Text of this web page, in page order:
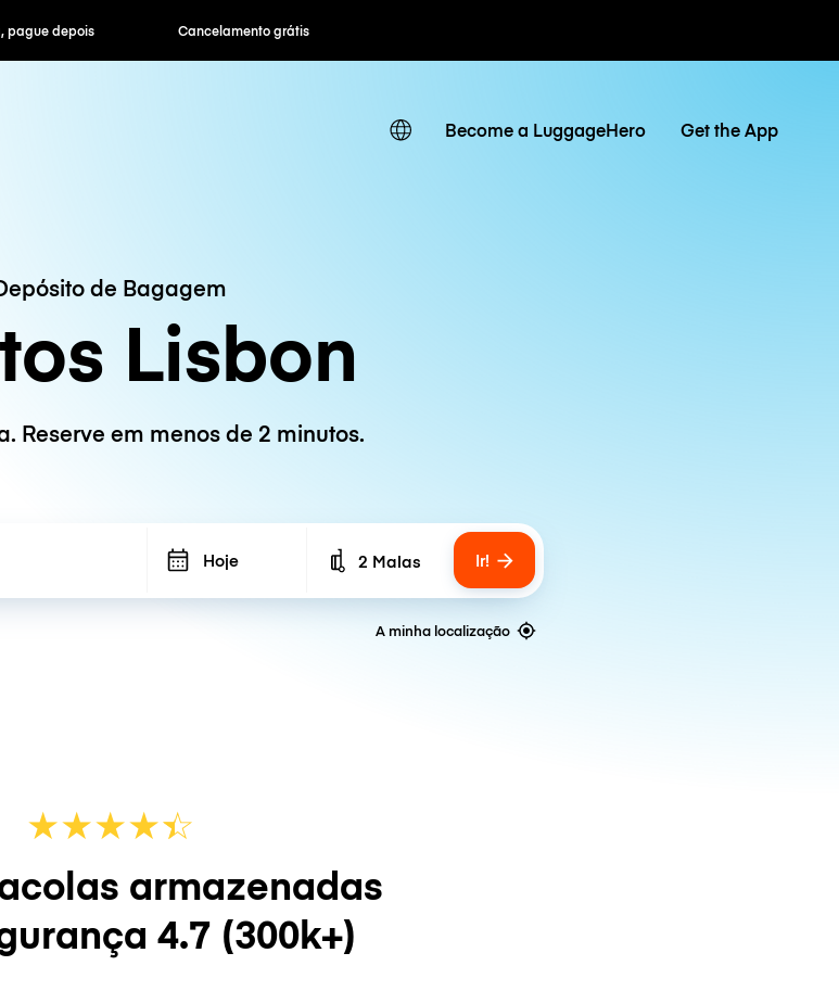
Cancelamento grátis Tarifas horárias / diárias
Become a LuggageHero Get the App
de Bagagem
Lisbon
Reserve em menos de 2 minutos.
Hoje Number of bags
2 Malas Ir!
A minha localização
★★★★☆
★
armazenadas
4.7 (300k+)